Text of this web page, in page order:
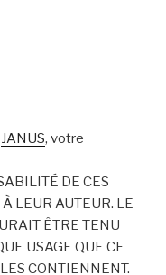
JANUS, votre
DE CES
LEUR AUTEUR. LE
ÊTRE TENU
USAGE QUE CE
CONTIENNENT.